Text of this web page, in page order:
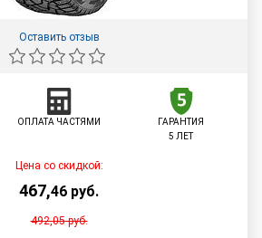
Оставить отзыв
ОПЛАТА ЧАСТЯМИ
ГАРАНТИЯ
5 ЛЕТ
Цена со скидкой:
467,46 руб.
492,05руб.